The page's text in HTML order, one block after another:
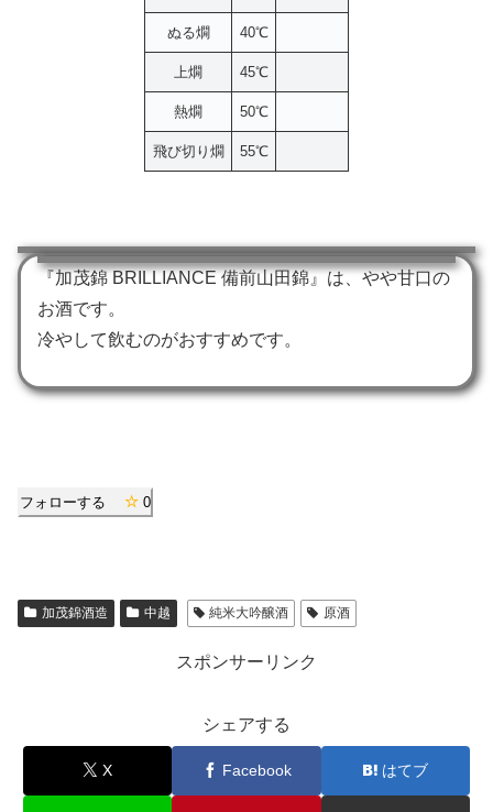
ぬる燗 40℃
上燗 45℃
熱燗 50℃
飛び切り燗 55℃
『加茂錦 BRILLIANCE 備前山田錦』は、やや甘口の
お酒です。
冷やして飲むのがおすすめです。
フォローする 0
加茂錦酒造 中越 純米大吟醸酒 原酒
スポンサーリンク
シェアする
X Facebook はてブ